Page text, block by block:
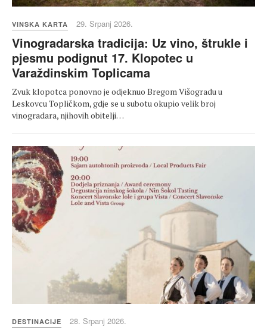
VINSKA KARTA 29. Srpanj 2026.
Vinogradarska tradicija: Uz vino, štrukle i
pjesmu podignut 17. Klopotec u
Varaždinskim Toplicama
Zvuk klopotca ponovno je odjeknuo Bregom Višogradu u
Leskovcu Topličkom, gdje se u subotu okupio velik broj
vinogradara, njihovih obitelji…
DESTINACIJE 28. Srpanj 2026.